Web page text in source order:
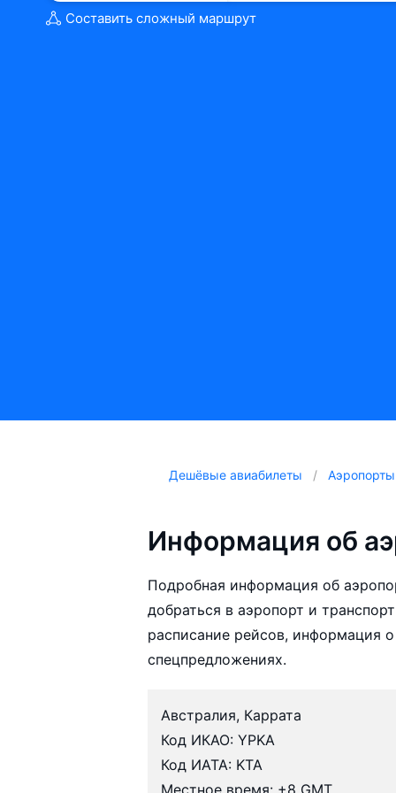
Составить сложный маршрут
Дешёвые авиабилеты Аэропорты
Информация об
Подробная информация об
добраться в аэропорт и
расписание рейсов, информация
спецпредложениях.
Австралия, Каррата
Код ИКАО: YPKA
Код ИАТА: KTA
Местное время: +8 GMT